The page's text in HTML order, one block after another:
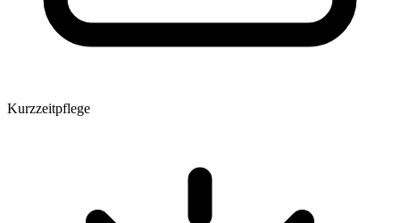
Kurzzeitpflege